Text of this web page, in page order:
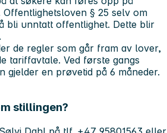
§ 25 selv om
bli unntatt offentlighet. Dette blir
de regler som går fram av lover,
tariffavtale. Ved første gangs
gjelder en prøvetid på 6 måneder.
stillingen?